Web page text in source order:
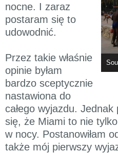
nocne. I zaraz
postaram się to
udowodnić.
Przez takie właśnie
opinie byłam
bardzo sceptycznie
nastawiona do
całego wyjazdu.
się, że Miami to nie
w nocy. Postanowiłam
także mój pierwszy